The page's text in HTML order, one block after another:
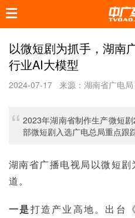
以微短剧为抓手，湖南
行业AI大模型
2024-07-17 来源：湖南省广电局
2023年湖南省制作生产微短
部微短剧入选广电总局重点跟
湖南省广播电视局以微短
道。
一是打造产业高地。出台